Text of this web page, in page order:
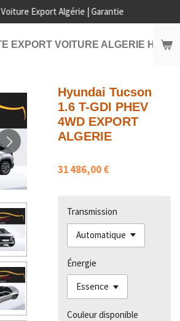
EXPORT VOITURE ALGERIE HORS
Export Algérie | Garantie
Hyundai Tucson
1.6 T-GDI PHEV
4WD EXPORT
ALGERIE
31 486,00 €
Transmission
Énergie
Couleur disponible